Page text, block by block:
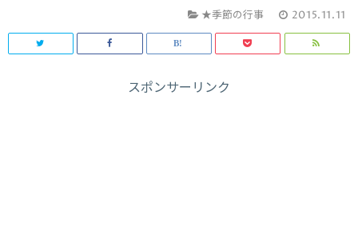
★季節の行事 2015.11.11
スポンサーリンク